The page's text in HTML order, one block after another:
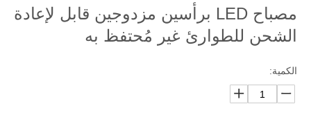
مصباح LED برأسين مزدوجين قابل لإعادة
الشحن للطوارئ غير مُحتفظ به
الكمية: